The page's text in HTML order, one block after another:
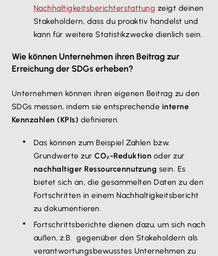
Nachhaltigkeitsberichterstattung zeigt deinen
Stakeholdern, dass du proaktiv handelst und
kann für weitere Statistikzwecke dienlich sein.
Wie können Unternehmen ihren Beitrag zur
Erreichung der SDGs erheben?
Unternehmen können ihren eigenen Beitrag zu den
SDGs messen, indem sie entsprechende interne
Kennzahlen (KPIs) definieren.
Das können zum Beispiel Zahlen bzw.
Grundwerte zurCO₂-Reduktion oder zur
nachhaltiger Ressourcennutzung sein. Es
bietet sich an, die gesammelten Daten zu den
Fortschritten in einem Nachhaltigkeitsbericht
zu dokumentieren.
Fortschrittsberichte dienen dazu, um sich nach
außen, z.B. gegenüber den Stakeholdern als
verantwortungsbewusstes Unternehmen zu